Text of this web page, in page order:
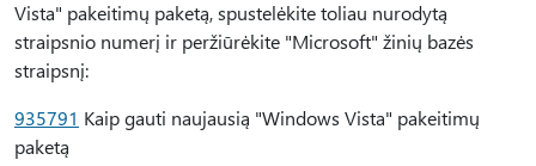
Vista" pakeitimų paketą, spustelėkite toliau nurodytą
straipsnio numerį ir peržiūrėkite "Microsoft" žinių bazės
straipsnį:
935791 Kaip gauti naujausią "Windows Vista" pakeitimų
paketą